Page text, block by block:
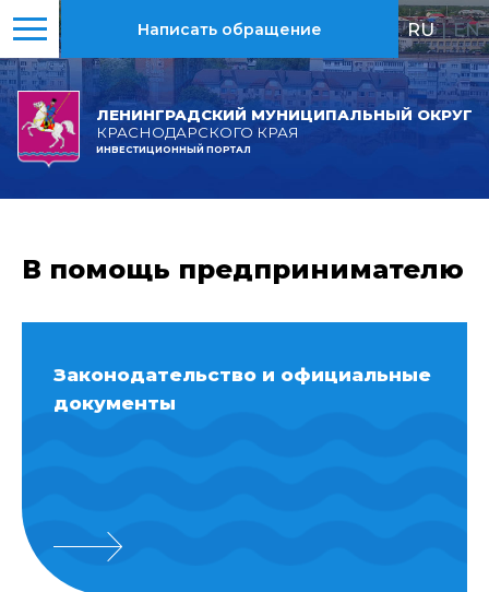
ЛЕНИНГРАДСКИЙ МУНИЦИПАЛЬНЫЙ ОКРУГ
КРАСНОДАРСКОГО КРАЯ
ИНВЕСТИЦИОННЫЙ ПОРТАЛ
Написать обращение RU | EN
В помощь предпринимателю
Законодательство и официальные
документы